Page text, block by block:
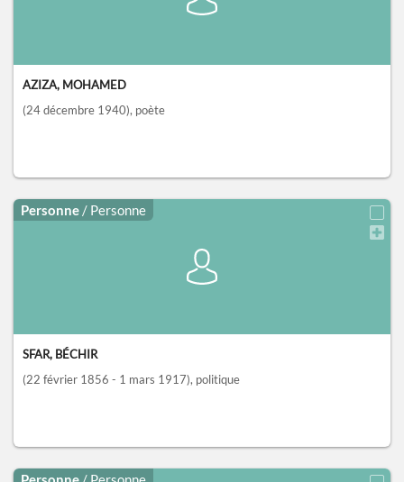
AZIZA, MOHAMED
(24 décembre 1940), poète
Personne / Personne
SFAR, BÉCHIR
(22 février 1856 - 1 mars 1917), politique